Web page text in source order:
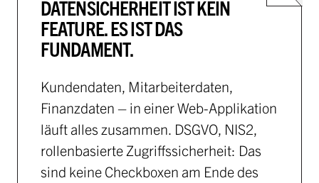
DATENSICHERHEIT IST KEIN
FEATURE. ES IST DAS
FUNDAMENT.
Kundendaten, Mitarbeiterdaten,
Finanzdaten – in einer Web-Applikation
läuft alles zusammen. DSGVO, NIS2,
rollenbasierte Zugriffssicherheit: Das
sind keine Checkboxen am Ende des